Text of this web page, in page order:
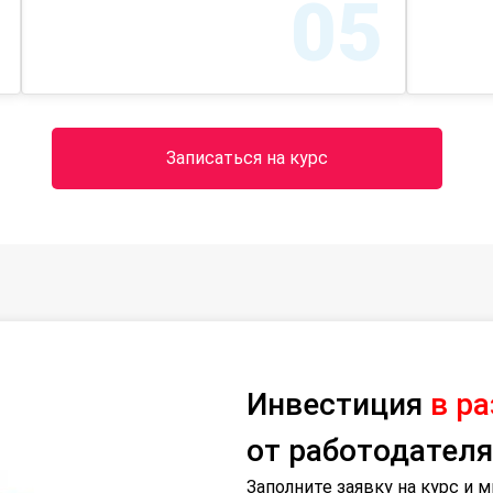
05
Записаться на курс
Инвестиция в
от работодателя
Заполните заявку на курс